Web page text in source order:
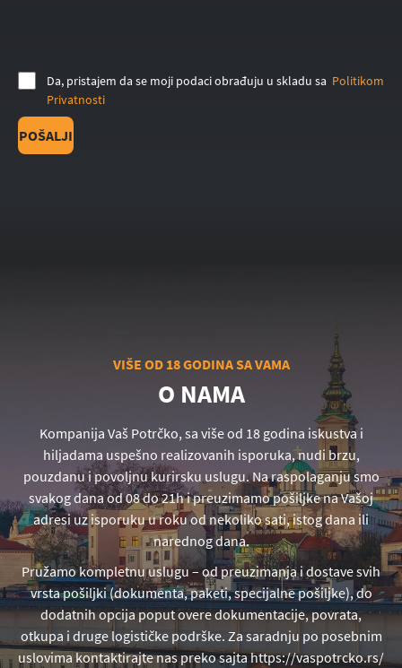
Da, pristajem da se moji podaci obrađuju u skladu sa Politikom
Privatnosti
POŠALJI
VIŠE OD 18 GODINA SA VAMA
O NAMA
Kompanija Vaš Potrčko, sa više od 18 godina iskustva i
hiljadama uspešno realizovanih isporuka, nudi brzu,
pouzdanu i povoljnu kurirsku uslugu. Na raspolaganju smo
svakog dana od 08 do 21h i preuzimamo pošiljke na Vašoj
adresi uz isporuku u roku od nekoliko sati, istog dana ili
narednog dana.
Pružamo kompletnu uslugu – od preuzimanja i dostave svih
vrsta pošiljki (dokumenta, paketi, specijalne pošiljke), do
dodatnih opcija poput overe dokumentacije, povrata,
otkupa i druge logističke podrške. Za saradnju po posebnim
uslovima kontaktirajte nas preko sajta https://vaspotrcko.rs/